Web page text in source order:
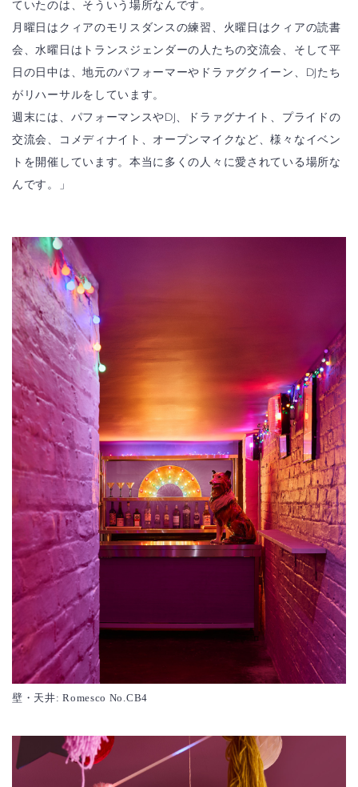
ていたのは、そういう場所なんです。
月曜日はクィアのモリスダンスの練習、火曜日はクィアの読書
会、水曜日はトランスジェンダーの人たちの交流会、そして平
日の日中は、地元のパフォーマーやドラァグクイーン、DJたち
がリハーサルをしています。
週末には、パフォーマンスやDJ、ドラァグナイト、プライドの
交流会、コメディナイト、オープンマイクなど、様々なイベン
トを開催しています。本当に多くの人々に愛されている場所な
んです。」
壁・天井: Romesco No.CB4